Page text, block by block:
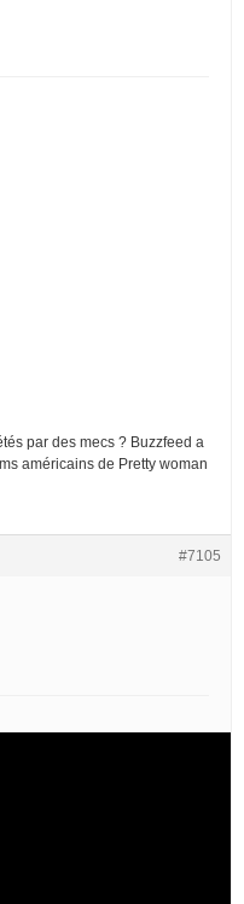
par des mecs ? Buzzfeed a
américains de Pretty woman
#7105